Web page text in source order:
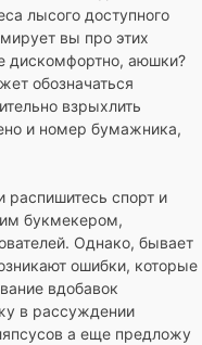
лысого доступного
вы про этих
дискомфортно, аюшки?
обозначаться
взрыхлить
и номер бумажника,
распишитесь спорт и
букмекером,
Однако, бывает
ошибки, которые
вдобавок
в рассуждении
а еще предложу